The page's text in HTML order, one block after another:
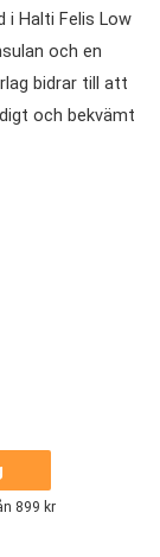
i Halti Felis Low
och en
bidrar till att
och bekvämt
899 kr